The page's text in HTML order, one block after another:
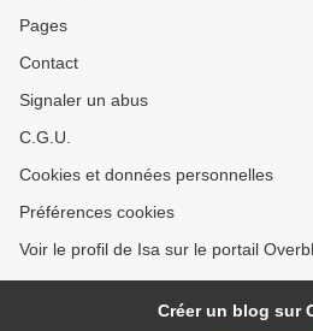
Pages
Contact
Signaler un abus
C.G.U.
Cookies et données personnelles
Préférences cookies
Voir le profil de Isa sur le portail
Créer un blog sur